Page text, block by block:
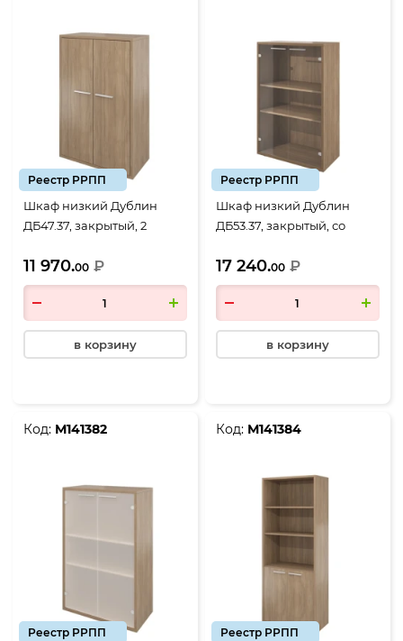
Реестр РРПП
Шкаф низкий Дублин
ДБ47.37, закрытый, 2
кофейный
11 970.00 ₽
в корзину
Реестр РРПП
Шкаф низкий Дублин
ДБ53.37, закрытый, со
двери, 800*400*1250, Дуб
кофейный
17 240.00 ₽
в корзину
Код: М141382
Реестр РРПП
Код: М141384
Реестр РРПП